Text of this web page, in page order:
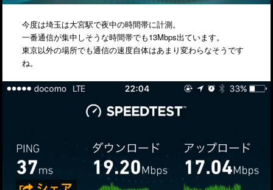
今度は埼玉は大宮駅で夜中の時間帯に計測。
一番通信が集中しそうな時間帯でも13Mbps出ています。
東京以外の場所でも通信の速度自体はあまり変わらなそうです
ね。